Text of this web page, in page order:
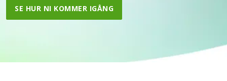
SE HUR NI KOMMER IGÅNG